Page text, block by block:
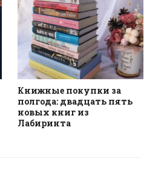
Книжные покупки за
полгода: двадцать пять
новых книг из
Лабиринта